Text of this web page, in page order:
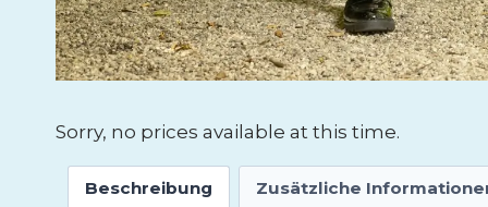
Sorry, no prices available at this time.
Beschreibung Zusätzliche